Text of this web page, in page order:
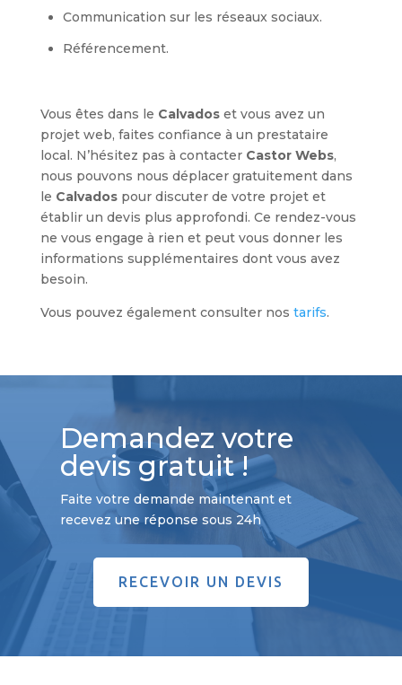
Communication sur les réseaux sociaux.
Référencement.
Vous êtes dans le Calvadoset vous avez un
projet web, faites confiance à un prestataire
local. N’hésitez pas à contacter Castor Webs,
nous pouvons nous déplacer gratuitement dans
le Calvadospour discuter de votre projet et
établir un devis plus approfondi. Ce rendez-vous
ne vous engage à rien et peut vous donner les
informations supplémentaires dont vous avez
besoin.
Vous pouvez également consulter nos tarifs.
Demandez votre
devis gratuit !
Faite votre demande maintenant et
recevez une réponse sous 24h
RECEVOIR UN DEVIS